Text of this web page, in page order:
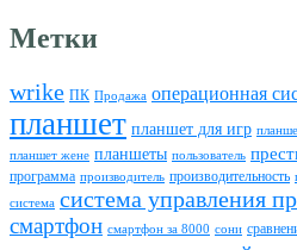
Метки
wrike ПК Продажа операционная
планшет планшет для игр
планшет жене планшеты пользователь
программа производитель производительность
система система управления
смартфон смартфон за 8000 сони